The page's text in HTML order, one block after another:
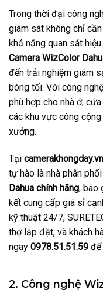
Trong thời đại công
giám sát không chỉ
khả năng quan sát
Camera WizColor
đến trải nghiệm giám
bóng tối. Với công
phù hợp cho nhà ở,
các khu vực công
xưởng.
Tại camerakhongday.vn
tự hào là nhà phân
Dahua chính hãng, bao
kết cung cấp giá sỉ
kỹ thuật 24/7,
thợ lắp đặt, và khách
ngay 0978.51.51.59 để
2. Công nghệ